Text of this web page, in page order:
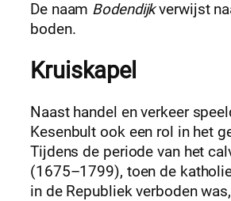
De naam Bodendijkverwijst
boden.
Kruiskapel
Naast handel en verkeer
Kesenbult ook een rol in het
Tijdens de periode van het
(1675–1799), toen de
in de Republiek verboden